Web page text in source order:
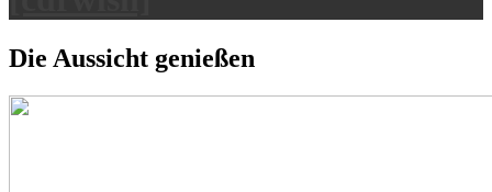
Die Aussicht genießen